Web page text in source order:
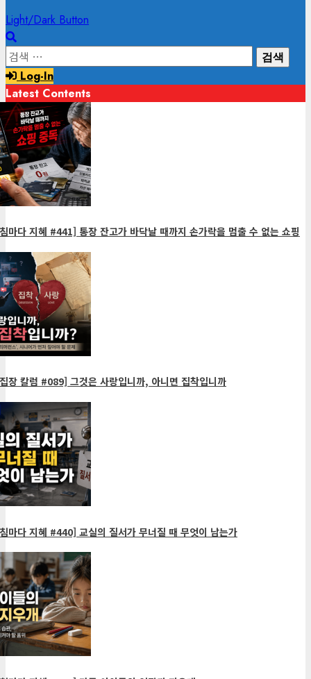
Light/Dark Button
검
색:Log-In
Latest Contents
마다 지혜 #441] 통장 잔고가 바닥날 때까지 손가락을 멈출 수 없는 쇼핑
장 칼럼 #089] 그것은 사랑입니까, 아니면 집착입니까
마다 지혜 #440] 교실의 질서가 무너질 때 무엇이 남는가